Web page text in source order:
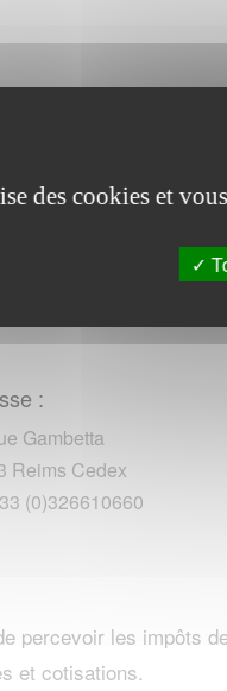
(0)326885619
:
Gambetta
Reims Cedex
(0)326610660
percevoir les impôts
et cotisations.
des cookies et